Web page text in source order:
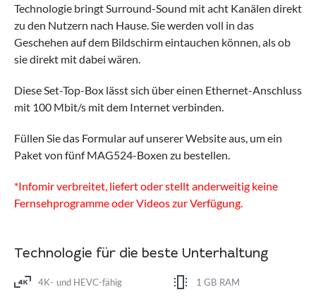
Technologie bringt Surround-Sound mit acht Kanälen direkt
zu den Nutzern nach Hause. Sie werden voll in das
Geschehen auf dem Bildschirm eintauchen können, als ob
sie direkt mit dabei wären.
Diese Set-Top-Box lässt sich über einen Ethernet-Anschluss
mit 100 Mbit/s mit dem Internet verbinden.
Füllen Sie das Formular auf unserer Website aus, um ein
Paket von fünf MAG524-Boxen zu bestellen.
*Infomir verbreitet, liefert oder stellt anderweitig keine
Fernsehprogramme oder Videos zur Verfügung.
Technologie für die beste Unterhaltung
4K- und HEVC-fähig 1 GB RAM